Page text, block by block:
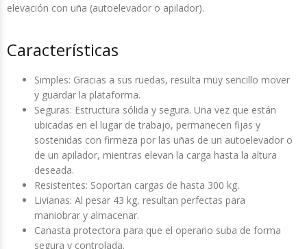
elevación con uña (autoelevador o apilador).
Características
Simples: Gracias a sus ruedas, resulta muy sencillo mover
y guardar la plataforma.
Seguras: Estructura sólida y segura. Una vez que están
ubicadas en el lugar de trabajo, permanecen fijas y
sostenidas con firmeza por las uñas de un autoelevador o
de un apilador, mientras elevan la carga hasta la altura
deseada.
Resistentes: Soportan cargas de hasta 300 kg.
Livianas: Al pesar 43 kg, resultan perfectas para
maniobrar y almacenar.
Canasta protectora para que el operario suba de forma
segura y controlada.